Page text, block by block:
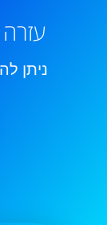
עזרה
ניתן